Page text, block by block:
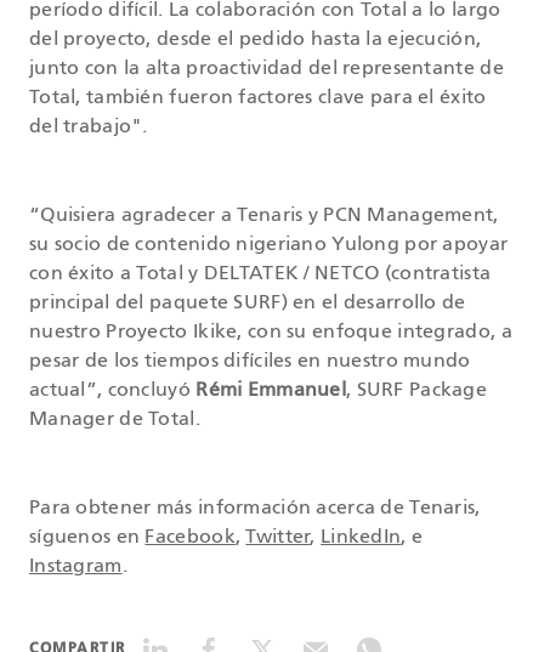
período difícil. La colaboración con Total a lo largo
del proyecto, desde el pedido hasta la ejecución,
junto con la alta proactividad del representante de
Total, también fueron factores clave para el éxito
del trabajo".
“Quisiera agradecer a Tenaris y PCN Management,
su socio de contenido nigeriano Yulong por apoyar
con éxito a Total y DELTATEK / NETCO (contratista
principal del paquete SURF) en el desarrollo de
nuestro Proyecto Ikike, con su enfoque integrado, a
pesar de los tiempos difíciles en nuestro mundo
actual”, concluyó Rémi Emmanuel, SURF Package
Manager de Total.
Para obtener más información acerca de Tenaris,
síguenos en Facebook, Twitter, LinkedIn, e
Instagram.